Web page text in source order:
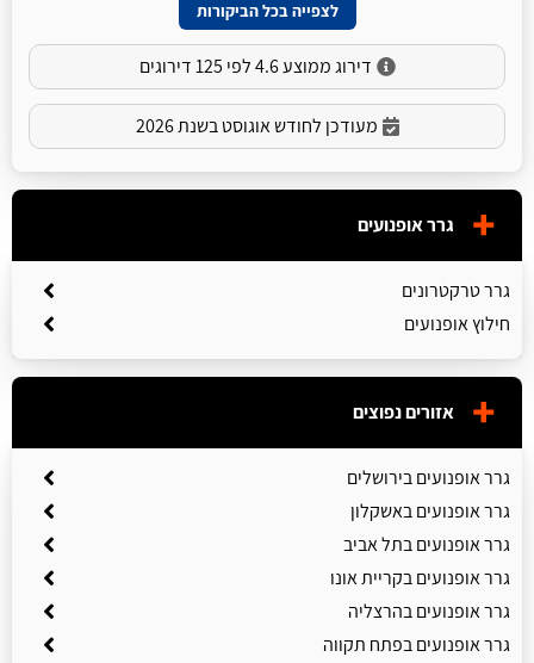
לצפייה בכל הביקורות
דירוג ממוצע 4.6 לפי 125 דירוגים
מעודכן לחודש אוגוסט בשנת 2026
גרר אופנועים
גרר טרקטרונים
חילוץ אופנועים
אזורים נפוצים
גרר אופנועים בירושלים
גרר אופנועים באשקלון
גרר אופנועים בתל אביב
גרר אופנועים בקריית אונו
גרר אופנועים בהרצליה
גרר אופנועים בפתח תקווה